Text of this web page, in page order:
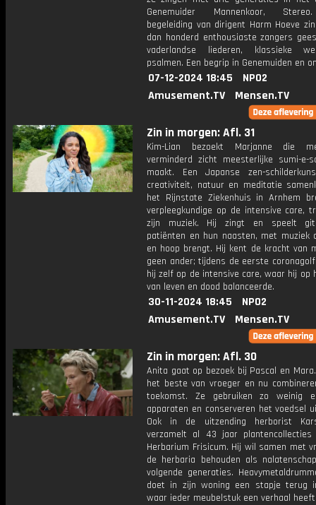
Genemuider Mannenkoor,
begeleiding van dirigent Harm Hoeve
dan honderd enthousiaste zangers
vaderlandse liederen, klassieke
psalmen. Een begrip in Genemuiden en
07-12-2024 18:45
NPO2
Amusement.TV
Mensen.TV
Zin in morgen: Afl. 31
Kim-Lian bezoekt Marjanne die
verminderd zicht meesterlijke sumi-e-
maakt. Een Japanse zen-
creativiteit, natuur en meditatie
het Rijnstate Ziekenhuis in Arnhem
verpleegkundige op de intensive care,
zijn muziek. Hij zingt en speelt
patiënten en hun naasten, met muziek
en hoop brengt. Hij kent de kracht van
geen ander; tijdens de eerste
hij zelf op de intensive care, waar hij op
van leven en dood balanceerde.
30-11-2024 18:45
NPO2
Amusement.TV
Mensen.TV
Zin in morgen: Afl. 30
Anita gaat op bezoek bij Pascal en
het beste van vroeger en nu
toekomst. Ze gebruiken zo weinig
apparaten en conserveren het voedsel
Ook in de uitzending herborist
verzamelt al 43 jaar
Herbarium Frisicum. Hij wil samen met
de herbaria behouden als
volgende generaties.
doet in zijn woning een stapje terug
waar ieder meubelstuk een verhaal